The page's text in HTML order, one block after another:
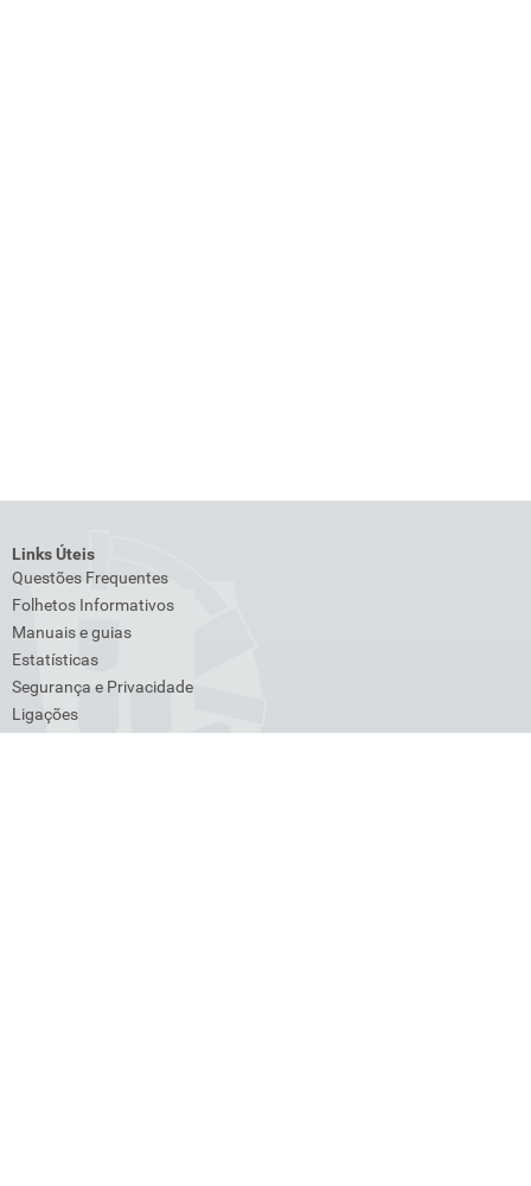
Links Úteis
Questões Frequentes
Folhetos Informativos
Manuais e guias
Estatísticas
Segurança e Privacidade
Ligações